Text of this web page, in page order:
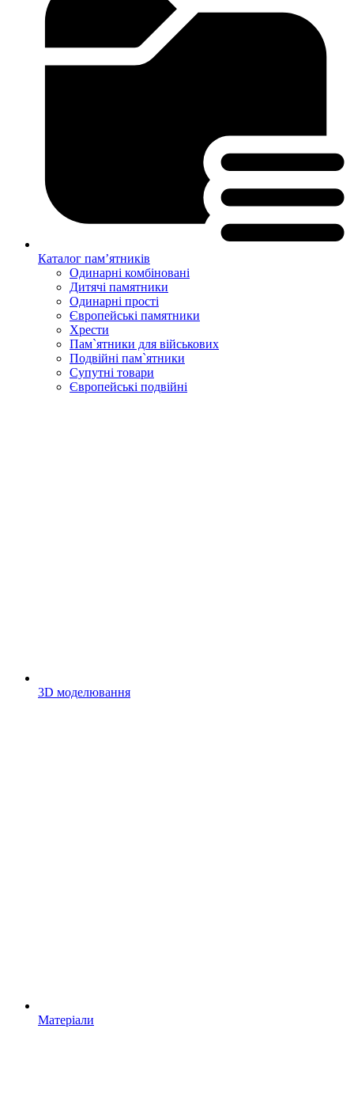
Каталог пам’ятників
Одинарні комбіновані
Дитячі памятники
Одинарні прості
Європейські памятники
Хрести
Пам`ятники для військових
Подвійні пам`ятники
Супутні товари
Європейські подвійні
3D моделювання
Матеріали